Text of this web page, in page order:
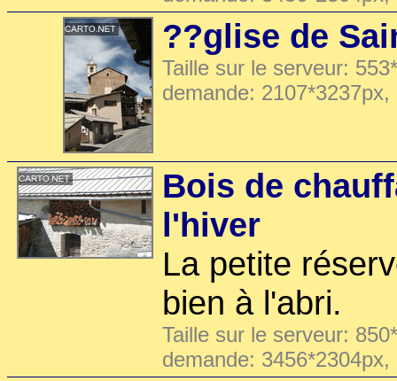
??glise de
Taille sur le serveur:
demande:
Bois de
l'hiver
La petite
bien à l'abri.
Taille sur le serveur:
demande: